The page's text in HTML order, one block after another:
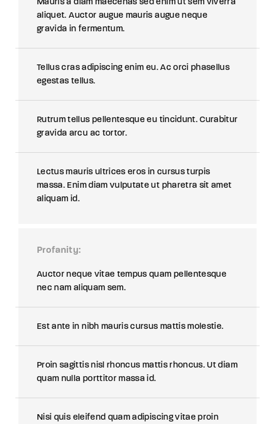
aliquet. Auctor augue mauris augue neque
gravida in fermentum.
Tellus cras adipiscing enim eu. Ac orci phasellus
egestas tellus.
Rutrum tellus pellentesque eu tincidunt. Curabitur
gravida arcu ac tortor.
Lectus mauris ultrices eros in cursus turpis
massa. Enim diam vulputate ut pharetra sit amet
aliquam id.
Profanity
Auctor neque vitae tempus quam pellentesque
nec nam aliquam sem.
Est ante in nibh mauris cursus mattis molestie.
Proin sagittis nisl rhoncus mattis rhoncus. Ut diam
quam nulla porttitor massa id.
Nisi quis eleifend quam adipiscing vitae proin